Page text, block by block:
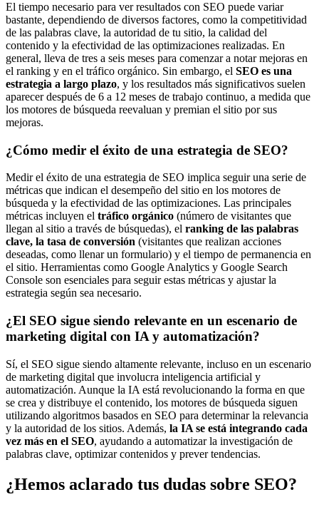
El tiempo necesario para ver resultados con SEO puede variar
bastante, dependiendo de diversos factores, como la competitividad
de las palabras clave, la autoridad de tu sitio, la calidad del
contenido y la efectividad de las optimizaciones realizadas. En
general, lleva de tres a seis meses para comenzar a notar mejoras en
el ranking y en el tráfico orgánico. Sin embargo, el SEO es una
estrategia a largo plazo, y los resultados más significativos suelen
aparecer después de 6 a 12 meses de trabajo continuo, a medida que
los motores de búsqueda reevaluan y premian el sitio por sus
mejoras.
¿Cómo medir el éxito de una estrategia de SEO?
Medir el éxito de una estrategia de SEO implica seguir una serie de
métricas que indican el desempeño del sitio en los motores de
búsqueda y la efectividad de las optimizaciones. Las principales
métricas incluyen el tráfico orgánico (número de visitantes que
llegan al sitio a través de búsquedas), el ranking de las palabras
clave, la tasa de conversión (visitantes que realizan acciones
deseadas, como llenar un formulario) y el tiempo de permanencia en
el sitio. Herramientas como Google Analytics y Google Search
Console son esenciales para seguir estas métricas y ajustar la
estrategia según sea necesario.
¿El SEO sigue siendo relevante en un escenario de
marketing digital con IA y automatización?
Sí, el SEO sigue siendo altamente relevante, incluso en un escenario
de marketing digital que involucra inteligencia artificial y
automatización. Aunque la IA está revolucionando la forma en que
se crea y distribuye el contenido, los motores de búsqueda siguen
utilizando algoritmos basados en SEO para determinar la relevancia
y la autoridad de los sitios. Además, la IA se está integrando cada
vez más en el SEO, ayudando a automatizar la investigación de
palabras clave, optimizar contenidos y prever tendencias.
¿Hemos aclarado tus dudas sobre SEO?